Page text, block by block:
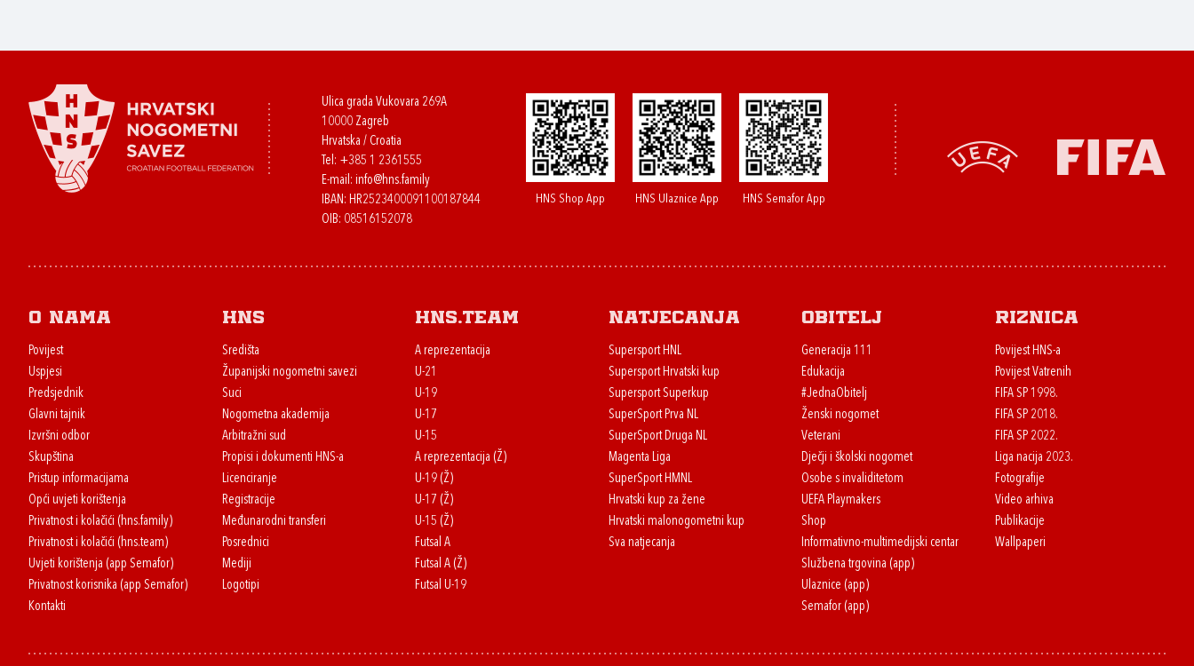
Ulica grada Vukovara 269A
10000 Zagreb
Hrvatska / Croatia
Tel: +385 1 2361555
E-mail: info@hns.family
IBAN: HR2523400091100187844
OIB: 08516152078
HNS Shop App HNS Ulaznice App HNS Semafor App
O nama
Povijest
Uspjesi
Predsjednik
Glavni tajnik
Izvršni odbor
Skupština
Pristup informacijama
Opći uvjeti korištenja
Privatnost i kolačići (hns.family)
Privatnost i kolačići (hns.team)
Uvjeti korištenja (app Semafor)
Privatnost korisnika (app Semafor)
Kontakti
HNS
Središta
Županijski nogometni savezi
Suci
Nogometna akademija
Arbitražni sud
Propisi i dokumenti HNS-a
Licenciranje
Registracije
Međunarodni transferi
Posrednici
Mediji
Logotipi
HNS.team
A reprezentacija
U-21
U-19
U-17
U-15
A reprezentacija (Ž)
U-19 (Ž)
U-17 (Ž)
U-15 (Ž)
Futsal A
Futsal A (Ž)
Futsal U-19
Natjecanja
Supersport HNL
Supersport Hrvatski kup
Supersport Superkup
SuperSport Prva NL
SuperSport Druga NL
Magenta Liga
SuperSport HMNL
Hrvatski kup za žene
Hrvatski malonogometni kup
Sva natjecanja
Obitelj
Generacija 111
Edukacija
#JednaObitelj
Ženski nogomet
Veterani
Dječji i školski nogomet
Osobe s invaliditetom
UEFA Playmakers
Shop
Informativno-multimedijski centar
Službena trgovina (app)
Ulaznice (app)
Semafor (app)
Riznica
Povijest HNS-a
Povijest Vatrenih
FIFA SP 1998.
FIFA SP 2018.
FIFA SP 2022.
Liga nacija 2023.
Fotografije
Video arhiva
Publikacije
Wallpaperi